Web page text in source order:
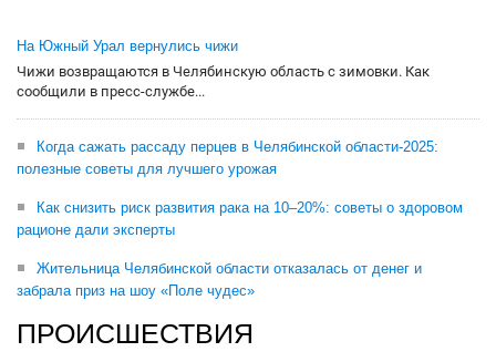
На Южный Урал вернулись чижи
Чижи возвращаются в Челябинскую область с зимовки. Как
сообщили в пресс-службе...
Когда сажать рассаду перцев в Челябинской области-2025:
полезные советы для лучшего урожая
Как снизить риск развития рака на 10–20%: советы о здоровом
рационе дали эксперты
Жительница Челябинской области отказалась от денег и
забрала приз на шоу «Поле чудес»
ПРОИСШЕСТВИЯ